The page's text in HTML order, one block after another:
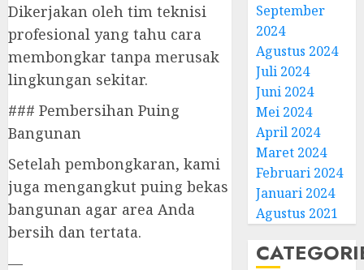
Dikerjakan oleh tim teknisi
profesional yang tahu cara
membongkar tanpa merusak
lingkungan sekitar.
### Pembersihan Puing
Bangunan
Setelah pembongkaran, kami
juga mengangkut puing bekas
bangunan agar area Anda
bersih dan tertata.
—
September
2024
Agustus 2024
Juli 2024
Juni 2024
Mei 2024
April 2024
Maret 2024
Februari 2024
Januari 2024
Agustus 2021